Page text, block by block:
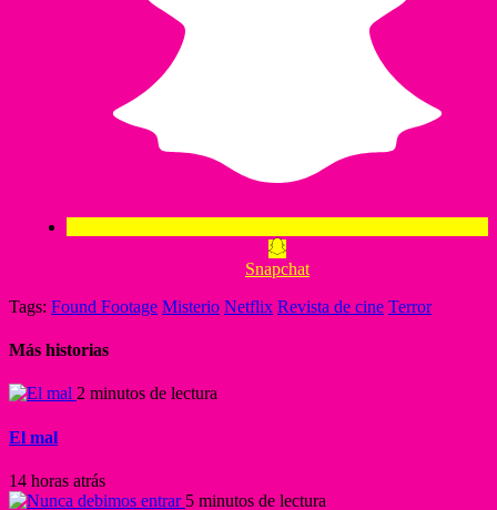
Snapchat
Tags: Found Footage Misterio Netflix Revista de cine Terror
Más historias
2 minutos de lectura
El mal
14 horas atrás
5 minutos de lectura